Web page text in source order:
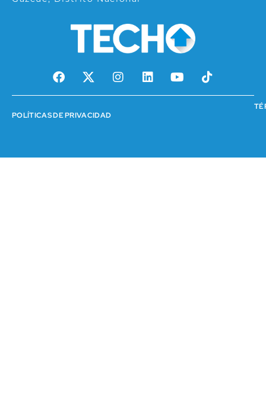
POLÍTICAS DE PRIVACIDAD